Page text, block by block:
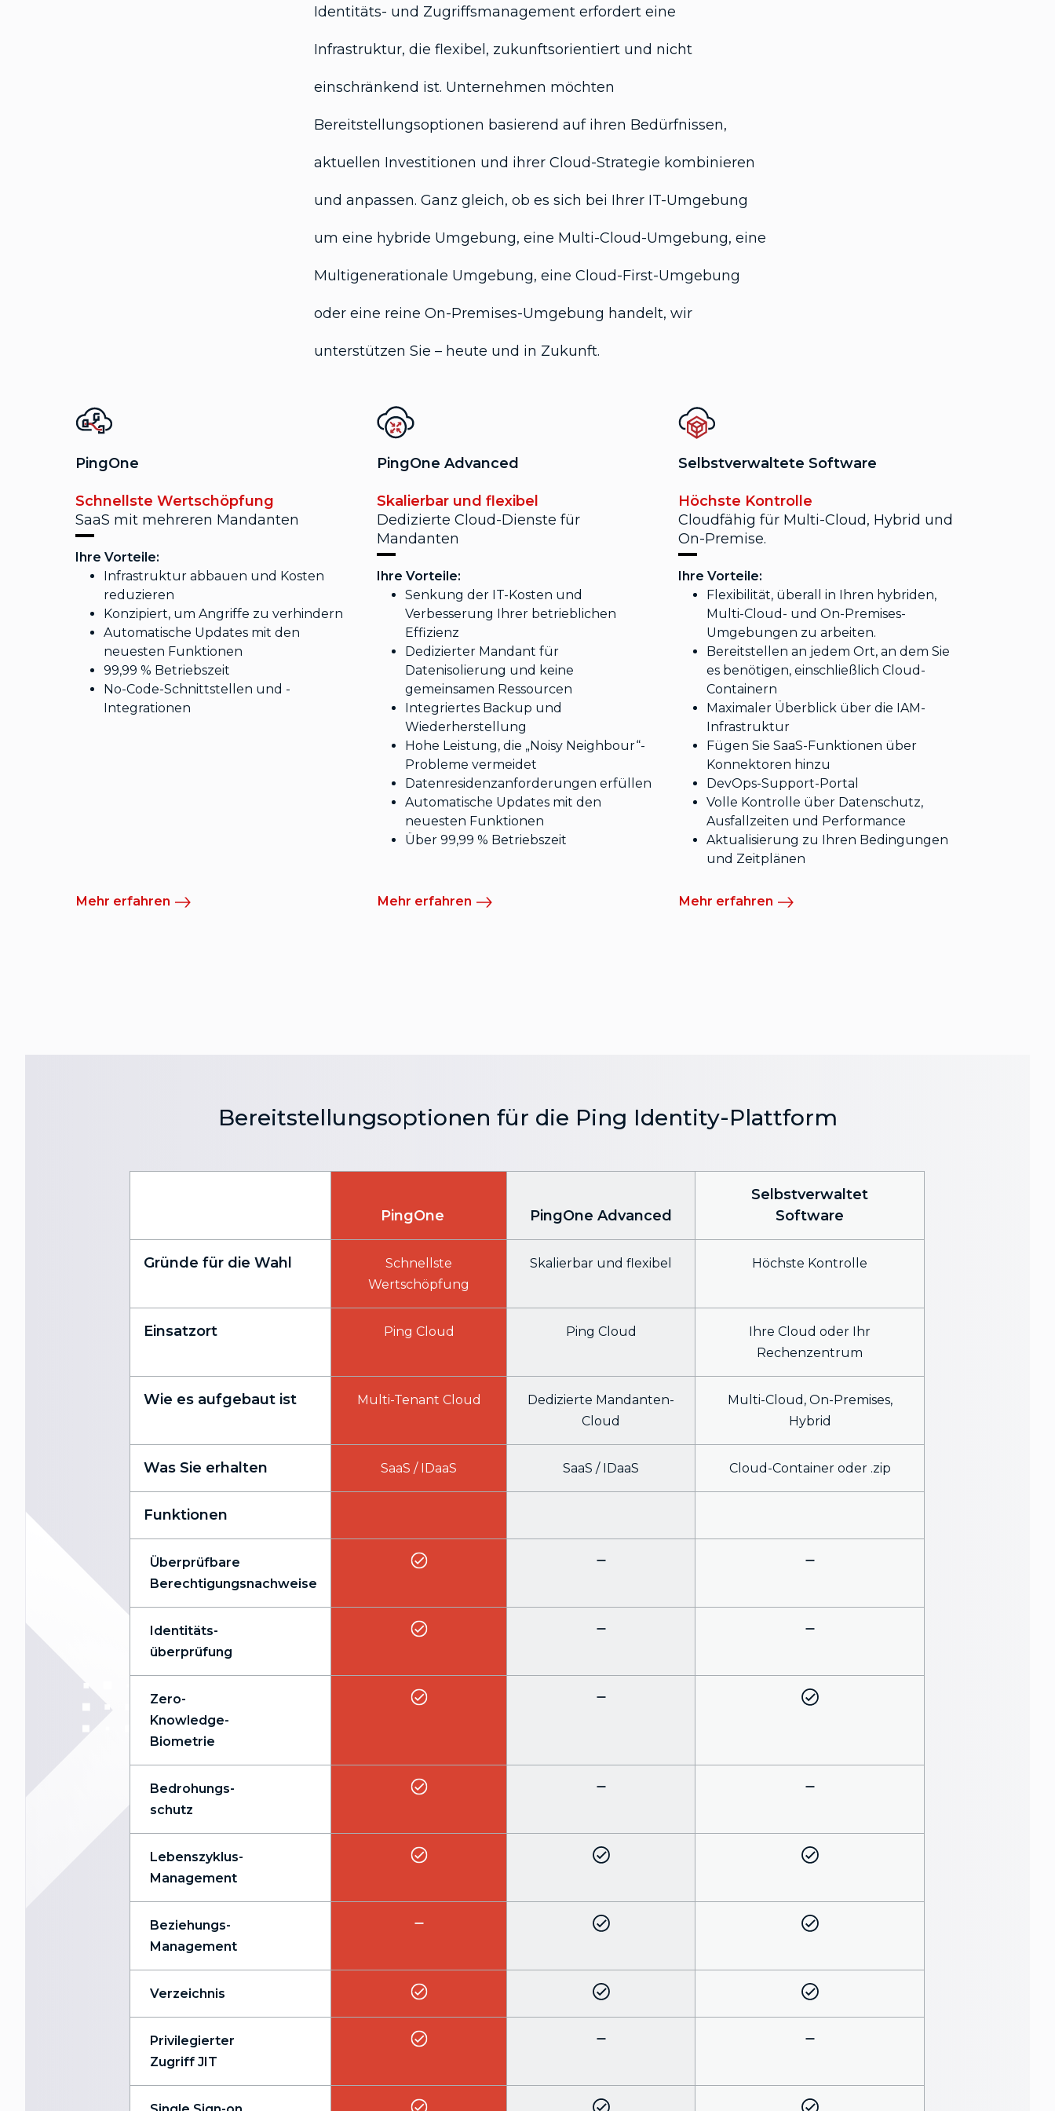
Identitäts- und Zugriffsmanagement erfordert eine
Infrastruktur, die flexibel, zukunftsorientiert und nicht
einschränkend ist. Unternehmen möchten
Bereitstellungsoptionen basierend auf ihren Bedürfnissen,
aktuellen Investitionen und ihrer Cloud-Strategie kombinieren
und anpassen. Ganz gleich, ob es sich bei Ihrer IT-Umgebung
um eine hybride Umgebung, eine Multi-Cloud-Umgebung, eine
Multigenerationale Umgebung, eine Cloud-First-Umgebung
oder eine reine On-Premises-Umgebung handelt, wir
unterstützen Sie – heute und in Zukunft.
PingOne
Schnellste Wertschöpfung
SaaS mit mehreren Mandanten
Ihre Vorteile:
Infrastruktur abbauen und Kosten
reduzieren
Konzipiert, um Angriffe zu verhindern
Automatische Updates mit den
neuesten Funktionen
99,99 % Betriebszeit
No-Code-Schnittstellen und -
Integrationen
Mehr erfahren
PingOne Advanced
Skalierbar und flexibel
Dedizierte Cloud-Dienste für
Mandanten
Ihre Vorteile:
Senkung der IT-Kosten und
Verbesserung Ihrer betrieblichen
Effizienz
Dedizierter Mandant für
Datenisolierung und keine
gemeinsamen Ressourcen
Integriertes Backup und
Wiederherstellung
Hohe Leistung, die „Noisy Neighbour“-
Probleme vermeidet
Datenresidenzanforderungen erfüllen
Automatische Updates mit den
neuesten Funktionen
Über 99,99 % Betriebszeit
Mehr erfahren
Selbstverwaltete Software
Höchste Kontrolle
Cloudfähig für Multi-Cloud, Hybrid und
On-Premise.
Ihre Vorteile:
Flexibilität, überall in Ihren hybriden,
Multi-Cloud- und On-Premises-
Umgebungen zu arbeiten.
Bereitstellen an jedem Ort, an dem Sie
es benötigen, einschließlich Cloud-
Containern
Maximaler Überblick über die IAM-
Infrastruktur
Fügen Sie SaaS-Funktionen über
Konnektoren hinzu
DevOps-Support-Portal
Volle Kontrolle über Datenschutz,
Ausfallzeiten und Performance
Aktualisierung zu Ihren Bedingungen
und Zeitplänen
Mehr erfahren
Bereitstellungsoptionen für die Ping Identity-Plattform
PingOne PingOne Advanced
Selbstverwaltet
Software
Gründe für die Wahl
Schnellste
Wertschöpfung
Skalierbar und flexibel Höchste Kontrolle
Einsatzort Ping Cloud Ping Cloud
Ihre Cloud oder Ihr
Rechenzentrum
Wie es aufgebaut ist Multi-Tenant Cloud
Dedizierte Mandanten-
Cloud
Multi-Cloud, On-Premises,
Hybrid
Was Sie erhalten SaaS / IDaaS SaaS / IDaaS Cloud-Container oder .zip
Funktionen
Überprüfbare
Berechtigungsnachweise
Identitäts-
überprüfung
Zero-
Knowledge-
Biometrie
Bedrohungs-
schutz
Lebenszyklus-
Management
Beziehungs-
Management
Verzeichnis
Privilegierter
Zugriff JIT